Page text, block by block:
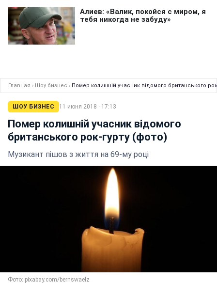
Главная › Шоу бизнес › Помер колишній учасник відомого британського
ШОУ БИЗНЕС 11 июня 2018 · 17:13
Помер колишній учасник відомого
британського рок-гурту (фото)
Музикант пішов з життя на 69-му році
Фото: pixabay.com/bernswaelz